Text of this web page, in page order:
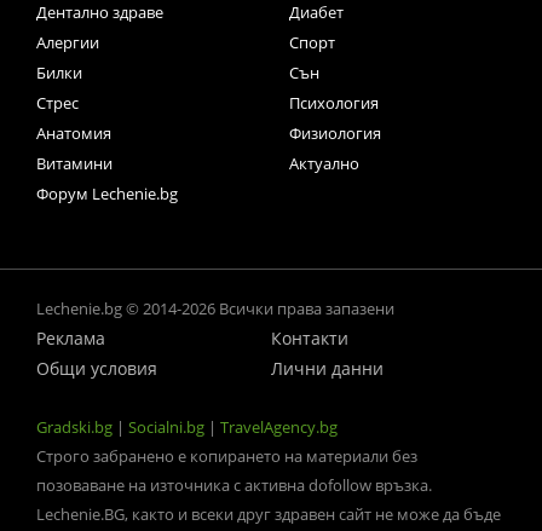
Дентално здраве
Диабет
Алергии
Спорт
Билки
Сън
Стрес
Психология
Анатомия
Физиология
Витамини
Актуално
Форум Lechenie.bg
Lechenie.bg © 2014-2026 Всички права запазени
Реклама
Контакти
Общи условия
Лични данни
Gradski.bg | Socialni.bg | TravelAgency.bg
Строго забранено е копирането на материали без
позоваване на източника с активна dofollow връзка.
Lechenie.BG, както и всеки друг здравен сайт не може да бъде